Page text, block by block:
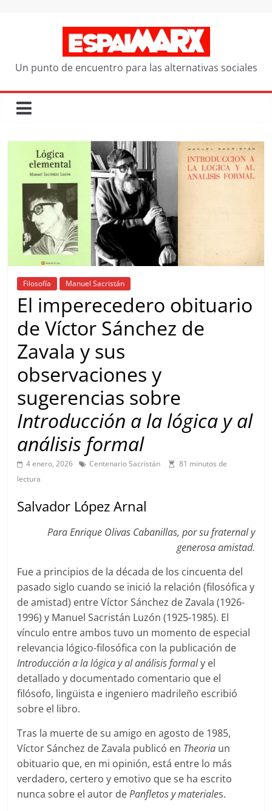
Un punto de encuentro para las alternativas sociales
Filosofía Manuel Sacristán
El imperecedero obituario
de Víctor Sánchez de
Zavala y sus
observaciones y
sugerencias sobre
Introducción a la lógica y al
análisis formal
4 enero, 2026 Centenario Sacristán
81 minutos de
lectura
Salvador López Arnal
Para Enrique Olivas Cabanillas, por su fraternal y
generosa amistad.
Fue a principios de la década de los cincuenta del
pasado siglo cuando se inició la relación (filosófica y
de amistad) entre Víctor Sánchez de Zavala (1926-
1996) y Manuel Sacristán Luzón (1925-1985). El
vínculo entre ambos tuvo un momento de especial
relevancia lógico-filosófica con la publicación de
Introducción a la lógica y al análisis formaly el
detallado y documentado comentario que el
filósofo, lingüista e ingeniero madrileño escribió
sobre el libro.
Tras la muerte de su amigo en agosto de 1985,
Víctor Sánchez de Zavala publicó en Theoria un
obituario que, en mi opinión, está entre lo más
verdadero, certero y emotivo que se ha escrito
nunca sobre el autor dePanfletos y materiales.